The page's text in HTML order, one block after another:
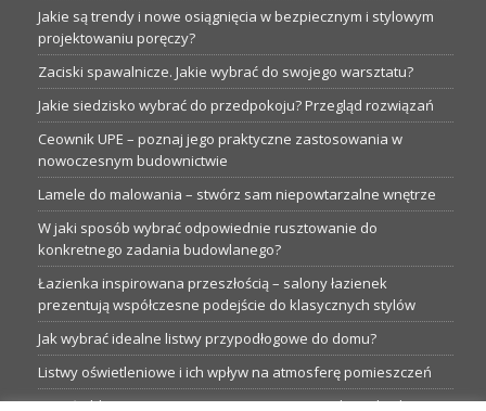
Jakie są trendy i nowe osiągnięcia w bezpiecznym i stylowym
projektowaniu poręczy?
Zaciski spawalnicze. Jakie wybrać do swojego warsztatu?
Jakie siedzisko wybrać do przedpokoju? Przegląd rozwiązań
Ceownik UPE – poznaj jego praktyczne zastosowania w
nowoczesnym budownictwie
Lamele do malowania – stwórz sam niepowtarzalne wnętrze
W jaki sposób wybrać odpowiednie rusztowanie do
konkretnego zadania budowlanego?
Łazienka inspirowana przeszłością – salony łazienek
prezentują współczesne podejście do klasycznych stylów
Jak wybrać idealne listwy przypodłogowe do domu?
Listwy oświetleniowe i ich wpływ na atmosferę pomieszczeń
Garaże blaszane: Nieocenione magazyny podczas budowy